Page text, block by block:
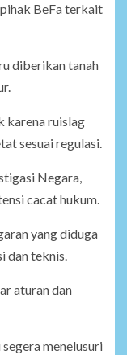
BeFa terkait
diberikan tanah
karena ruislag
sesuai regulasi.
Negara,
cacat hukum.
yang diduga
dan teknis.
aturan dan
menelusuri